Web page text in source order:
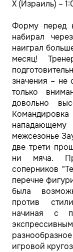
Х (Израиль) –
Форму перед
набирал
наиграл
месяц!
значения – не
только
довольно
межсезонье
две трети
ни мяча.
соперников
перечне
была
против
начиная с
игровой